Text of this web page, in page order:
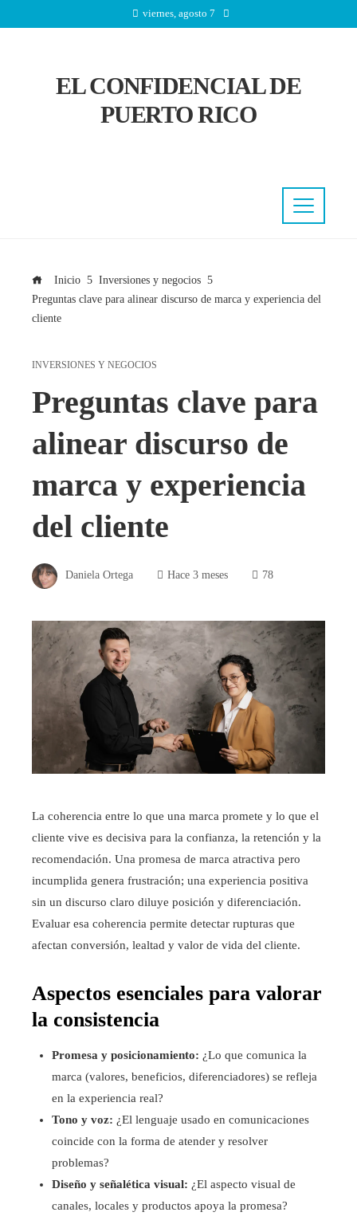
viernes, agosto 7
EL CONFIDENCIAL DE
PUERTO RICO
Inicio
Inversiones y negocios
Preguntas clave para alinear discurso de marca y experiencia del
cliente
INVERSIONES Y NEGOCIOS
Preguntas clave para
alinear discurso de
marca y experiencia
del cliente
Daniela Ortega Hace 3 meses 78
La coherencia entre lo que una marca promete y lo que el
cliente vive es decisiva para la confianza, la retención y la
recomendación. Una promesa de marca atractiva pero
incumplida genera frustración; una experiencia positiva
sin un discurso claro diluye posición y diferenciación.
Evaluar esa coherencia permite detectar rupturas que
afectan conversión, lealtad y valor de vida del cliente.
Aspectos esenciales para valorar
la consistencia
Promesa y posicionamiento: ¿Lo que comunica la
marca (valores, beneficios, diferenciadores) se refleja
en la experiencia real?
Tono y voz: ¿El lenguaje usado en comunicaciones
coincide con la forma de atender y resolver
problemas?
Diseño y señalética visual: ¿El aspecto visual de
canales, locales y productos apoya la promesa?